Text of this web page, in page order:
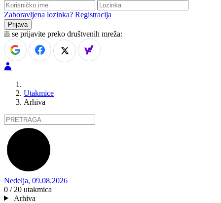
Zaboravljena lozinka? Registracija
ili se prijavite preko društvenih mreža:
Utakmice
Arhiva
Nedelja, 09.08.2026
0 / 20 utakmica
Arhiva